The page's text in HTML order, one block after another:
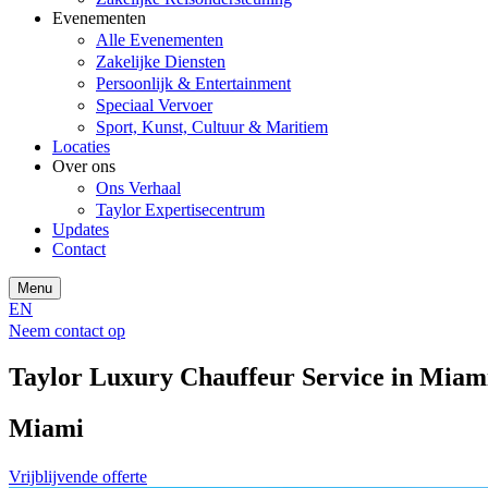
Evenementen
Alle Evenementen
Zakelijke Diensten
Persoonlijk & Entertainment
Speciaal Vervoer
Sport, Kunst, Cultuur & Maritiem
Locaties
Over ons
Ons Verhaal
Taylor Expertisecentrum
Updates
Contact
Menu
EN
Neem contact op
Taylor Luxury Chauffeur Service in
Miami
Vrijblijvende offerte